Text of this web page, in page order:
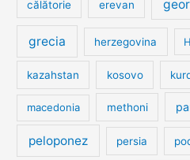
călătorie erevan
grecia herzegovina
kazahstan kosovo
macedonia methoni
peloponez persia